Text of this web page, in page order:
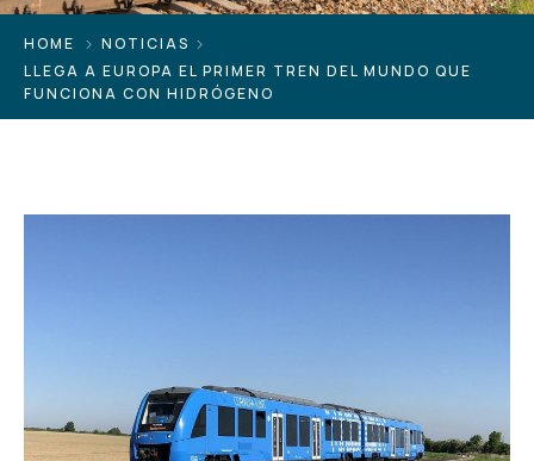
HOME
NOTICIAS
LLEGA A EUROPA EL PRIMER TREN DEL MUNDO QUE
FUNCIONA CON HIDRÓGENO